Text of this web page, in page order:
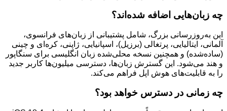
چه زبان‌هایی اضافه شده‌اند؟
این به‌روزرسانی بزرگ، شامل پشتیبانی از زبان‌های فرانسوی،
آلمانی، ایتالیایی، پرتغالی (برزیل)، اسپانیایی، ژاپنی، کره‌ای و چینی
(ساده‌شده) و همچنین نسخه محلی‌شده زبان انگلیسی برای سنگاپور
و هند می‌شود. این گسترش زبان‌ها، دسترسی میلیون‌ها کاربر جدید
را به قابلیت‌های هوش اپل فراهم می‌کند.
چه زمانی در دسترس خواهد بود؟